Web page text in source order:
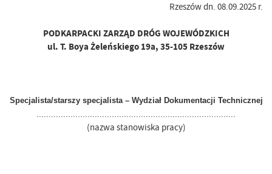
Rzeszów dn. 08.09.2025 r.
PODKARPACKI ZARZĄD DRÓG WOJEWÓDZKICH
ul. T. Boya Żeleńskiego 19a, 35-105 Rzeszów
Specjalista/starszy specjalista – Wydział Dokumentacji Technicznej
..................................................................................
(nazwa stanowiska pracy)